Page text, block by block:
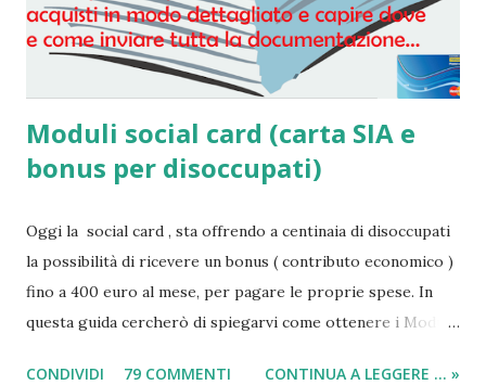
Moduli social card (carta SIA e
bonus per disoccupati)
Oggi la social card , sta offrendo a centinaia di disoccupati
la possibilità di ricevere un bonus ( contributo economico )
fino a 400 euro al mese, per pagare le proprie spese. In
questa guida cercherò di spiegarvi come ottenere i Moduli
CONDIVIDI 79 COMMENTI CONTINUA A LEGGERE ... »